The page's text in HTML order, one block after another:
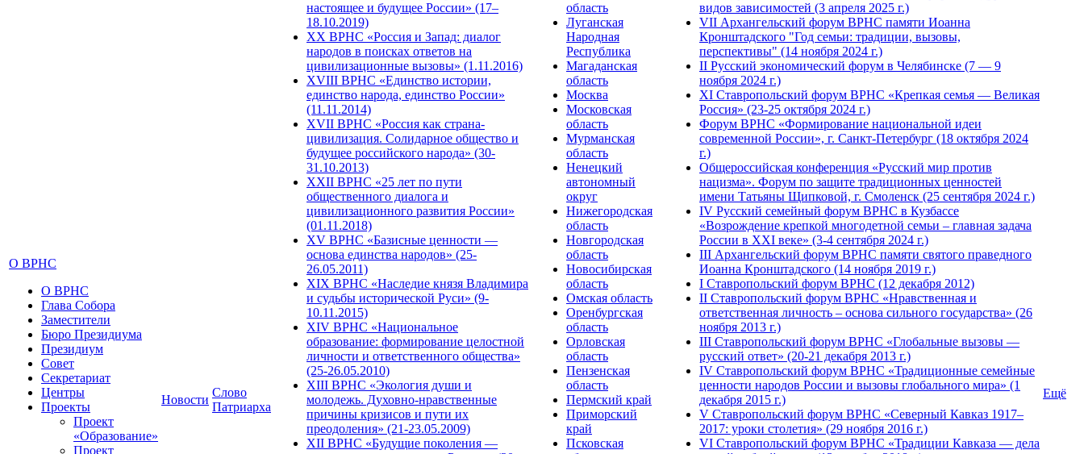
О ВРНС
О ВРНС
Глава Собора
Заместители
Бюро Президиума
Президиум
Совет
Секретариат
Центры
Проекты
Проект
«Образование»
Проект
Новости
Слово
Патриарха
настоящее и будущее России» (17–
18.10.2019)
XX ВРНС «Россия и Запад: диалог
народов в поисках ответов на
цивилизационные вызовы» (1.11.2016)
XVIII ВРНС «Единство истории,
единство народа, единство России»
(11.11.2014)
XVII ВРНС «Россия как страна-
цивилизация. Солидарное общество и
будущее российского народа» (30-
31.10.2013)
XXII ВРНС «25 лет по пути
общественного диалога и
цивилизационного развития России»
(01.11.2018)
XV ВРНС «Базисные ценности —
основа единства народов» (25-
26.05.2011)
XIX ВРНС «Наследие князя Владимира
и судьбы исторической Руси» (9-
10.11.2015)
XIV ВРНС «Национальное
образование: формирование целостной
личности и ответственного общества»
(25-26.05.2010)
XIII ВРНС «Экология души и
молодежь. Духовно-нравственные
причины кризисов и пути их
преодоления» (21-23.05.2009)
XII ВРНС «Будущие поколения —
область
Луганская
Народная
Республика
Магаданская
область
Москва
Московская
область
Мурманская
область
Ненецкий
автономный
округ
Нижегородская
область
Новгородская
область
Новосибирская
область
Омская область
Оренбургская
область
Орловская
область
Пензенская
область
Пермский край
Приморский
край
Псковская
видов зависимостей (3 апреля 2025 г.)
VII Архангельский форум ВРНС памяти Иоанна
Кронштадского "Год семьи: традиции, вызовы,
перспективы" (14 ноября 2024 г.)
II Русский экономический форум в Челябинске (7 — 9
ноября 2024 г.)
ХI Ставропольский форум ВРНС «Крепкая семья — Великая
Россия» (23-25 октября 2024 г.)
Форум ВРНС «Формирование национальной идеи
современной России», г. Санкт-Петербург (18 октября 2024
г.)
Общероссийская конференция «Русский мир против
нацизма». Форум по защите традиционных ценностей
имени Татьяны Щипковой, г. Смоленск (25 сентября 2024 г.)
IV Русский семейный форум ВРНС в Кузбассе
«Возрождение крепкой многодетной семьи – главная задача
России в XXI веке» (3-4 сентября 2024 г.)
III Архангельский форум ВРНС памяти святого праведного
Иоанна Кронштадского (14 ноября 2019 г.)
I Ставропольский форум ВРНС (12 декабря 2012)
II Ставропольский форум ВРНС «Нравственная и
ответственная личность – основа сильного государства» (26
ноября 2013 г.)
III Ставропольский форум ВРНС «Глобальные вызовы —
русский ответ» (20-21 декабря 2013 г.)
IV Ставропольский форум ВРНС «Традиционные семейные
ценности народов России и вызовы глобального мира» (1
декабря 2015 г.)
V Ставропольский форум ВРНС «Северный Кавказ 1917–
2017: уроки столетия» (29 ноября 2016 г.)
VI Ставропольский форум ВРНС «Традиции Кавказа — дела
Ещё